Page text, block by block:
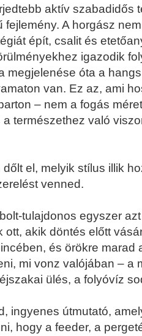
aktív szabadidős
fejlemény. A horgász
épít, csalit és
igazodik
megjelenése óta a
van. Ez az, ami
– nem a fogás
a természethez való
dőlt el, melyik stílus illik
venned.
tulajdonos egyszer
ott, akik döntés előtt
és örökre marad
mi vonz valójában – a
ülés, a folyóvíz
ingyenes útmutató,
hogy a feeder, a